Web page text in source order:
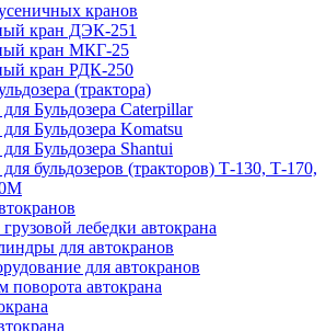
кранов
кран ДЭК-251
кран МКГ-25
кран РДК-250
(трактора)
Бульдозера Caterpillar
Бульдозера Komatsu
Бульдозера Shantui
для бульдозеров (тракторов) Т-130, Т-170,
лебедки автокрана
для автокранов
для автокранов
поворота автокрана